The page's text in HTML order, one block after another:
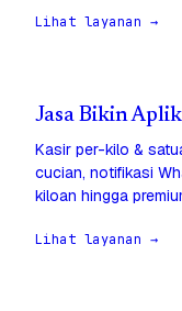
Lihat layanan →
Jasa Bikin
Kasir per-kilo &
cucian, notifikasi
kiloan hingga
Lihat layanan →